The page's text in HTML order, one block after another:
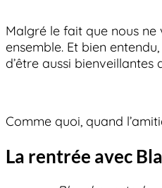
Malgré le fait que nous
ensemble. Et bien
d’être aussi bienveillantes
Comme quoi, quand
La rentrée avec